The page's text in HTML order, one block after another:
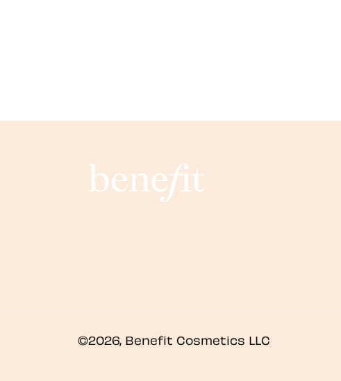
©2026, Benefit Cosmetics LLC